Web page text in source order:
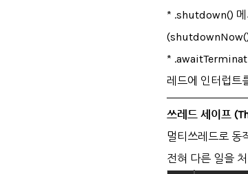
* .shutdown() 메
(shutdownNow()
*
레드에 인터럽트
쓰레드 세이프
멀티쓰레드로 동
전혀 다른 일을